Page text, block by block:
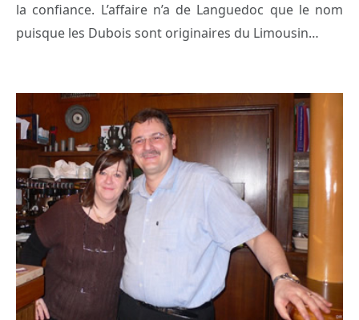
la confiance. L’affaire n’a de Languedoc que le nom
puisque les Dubois sont originaires du Limousin…